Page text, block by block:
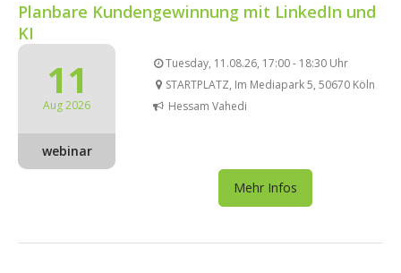
Planbare Kundengewinnung mit LinkedIn und
KI
11
Aug 2026
webinar
Tuesday, 11.08.26, 17:00 - 18:30 Uhr
STARTPLATZ, Im Mediapark 5, 50670 Köln
Hessam Vahedi
Mehr Infos